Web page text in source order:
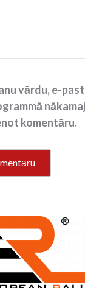
vārdu, e-
komentāru.